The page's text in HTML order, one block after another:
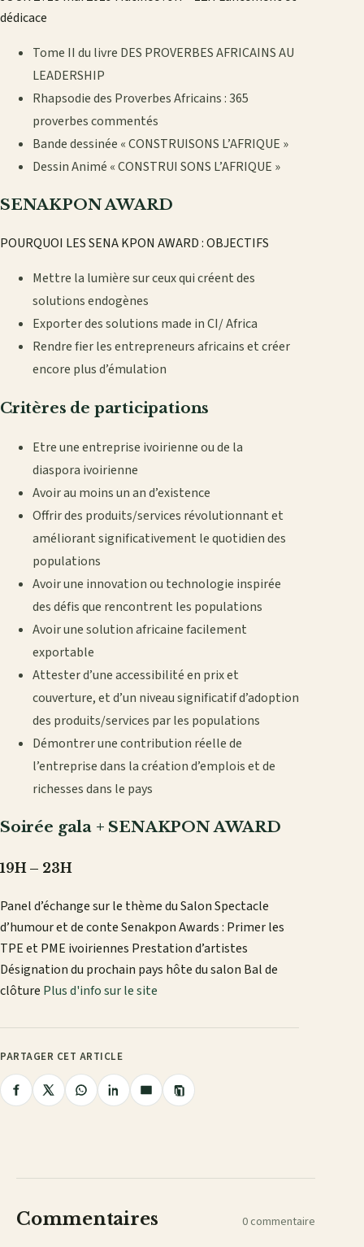
dédicace
Tome II du livre DES PROVERBES AFRICAINS AU
LEADERSHIP
Rhapsodie des Proverbes Africains : 365
proverbes commentés
Bande dessinée « CONSTRUISONS L’AFRIQUE »
Dessin Animé « CONSTRUI SONS L’AFRIQUE »
SENAKPON AWARD
POURQUOI LES SENA KPON AWARD : OBJECTIFS
Mettre la lumière sur ceux qui créent des
solutions endogènes
Exporter des solutions made in CI/ Africa
Rendre fier les entrepreneurs africains et créer
encore plus d’émulation
Critères de participations
Etre une entreprise ivoirienne ou de la
diaspora ivoirienne
Avoir au moins un an d’existence
Offrir des produits/services révolutionnant et
améliorant significativement le quotidien des
populations
Avoir une innovation ou technologie inspirée
des défis que rencontrent les populations
Avoir une solution africaine facilement
exportable
Attester d’une accessibilité en prix et
couverture, et d’un niveau significatif d’adoption
des produits/services par les populations
Démontrer une contribution réelle de
l’entreprise dans la création d’emplois et de
richesses dans le pays
Soirée gala + SENAKPON AWARD
19H – 23H
Panel d’échange sur le thème du Salon Spectacle
d’humour et de conte Senakpon Awards : Primer les
TPE et PME ivoiriennes Prestation d’artistes
Désignation du prochain pays hôte du salon Bal de
clôture Plus d'info sur le site
PARTAGER CET ARTICLE
PartagerPartagerPartagerPartagerPartager
Copier
le
Commentaires 0 commentaire